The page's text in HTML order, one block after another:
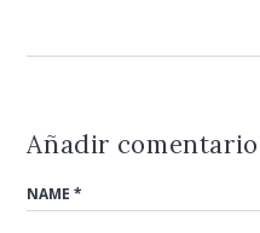
Añadir comentario